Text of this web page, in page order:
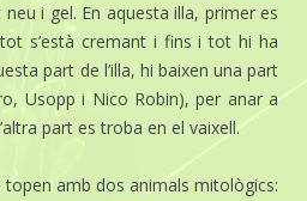
i gel. En aquesta illa, primer es
s’està cremant i fins i tot hi ha
part de l’illa, hi baixen una part
Usopp i Nico Robin), per anar a
part es troba en el vaixell.
amb dos animals mitològics: